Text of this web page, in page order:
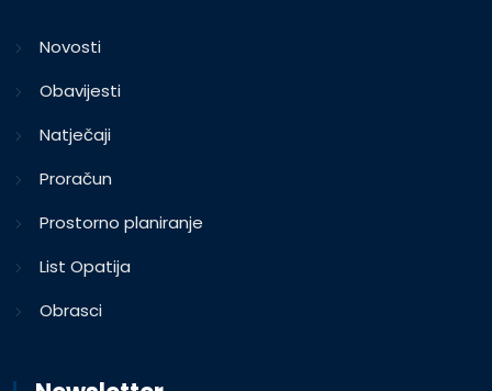
Novosti
Obavijesti
Natječaji
Proračun
Prostorno planiranje
List Opatija
Obrasci